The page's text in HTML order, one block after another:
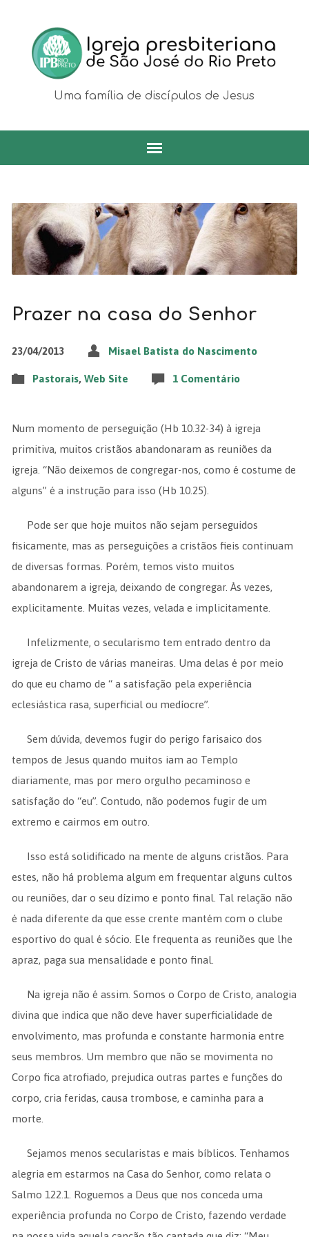
Uma família de discípulos de Jesus
Prazer na casa do Senhor
23/04/2013 Misael Batista do Nascimento
Pastorais, Web Site 1 Comentário
Num momento de perseguição (Hb 10.32-34) à igreja
primitiva, muitos cristãos abandonaram as reuniões da
igreja. “Não deixemos de congregar-nos, como é costume de
alguns” é a instrução para isso (Hb 10.25).
Pode ser que hoje muitos não sejam perseguidos
fisicamente, mas as perseguições a cristãos fieis continuam
de diversas formas. Porém, temos visto muitos
abandonarem a igreja, deixando de congregar. Às vezes,
explicitamente. Muitas vezes, velada e implicitamente.
Infelizmente, o secularismo tem entrado dentro da
igreja de Cristo de várias maneiras. Uma delas é por meio
do que eu chamo de “ a satisfação pela experiência
eclesiástica rasa, superficial ou medíocre”.
Sem dúvida, devemos fugir do perigo farisaico dos
tempos de Jesus quando muitos iam ao Templo
diariamente, mas por mero orgulho pecaminoso e
satisfação do “eu”. Contudo, não podemos fugir de um
extremo e cairmos em outro.
Isso está solidificado na mente de alguns cristãos. Para
estes, não há problema algum em frequentar alguns cultos
ou reuniões, dar o seu dízimo e ponto final. Tal relação não
é nada diferente da que esse crente mantém com o clube
esportivo do qual é sócio. Ele frequenta as reuniões que lhe
apraz, paga sua mensalidade e ponto final.
Na igreja não é assim. Somos o Corpo de Cristo, analogia
divina que indica que não deve haver superficialidade de
envolvimento, mas profunda e constante harmonia entre
seus membros. Um membro que não se movimenta no
Corpo fica atrofiado, prejudica outras partes e funções do
corpo, cria feridas, causa trombose, e caminha para a
morte.
Sejamos menos secularistas e mais bíblicos. Tenhamos
alegria em estarmos na Casa do Senhor, como relata o
Salmo 122.1. Roguemos a Deus que nos conceda uma
experiência profunda no Corpo de Cristo, fazendo verdade